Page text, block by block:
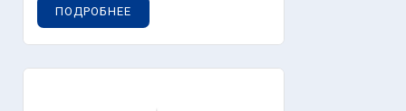
ПОДРОБНЕЕ